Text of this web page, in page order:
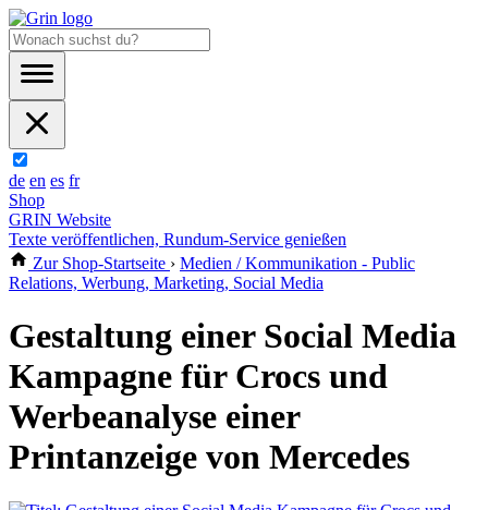
de en es fr
Shop
GRIN Website
Texte veröffentlichen, Rundum-Service genießen
Zur Shop-Startseite › Medien / Kommunikation - Public
Relations, Werbung, Marketing, Social Media
Gestaltung einer Social Media
Kampagne für Crocs und
Werbeanalyse einer
Printanzeige von Mercedes